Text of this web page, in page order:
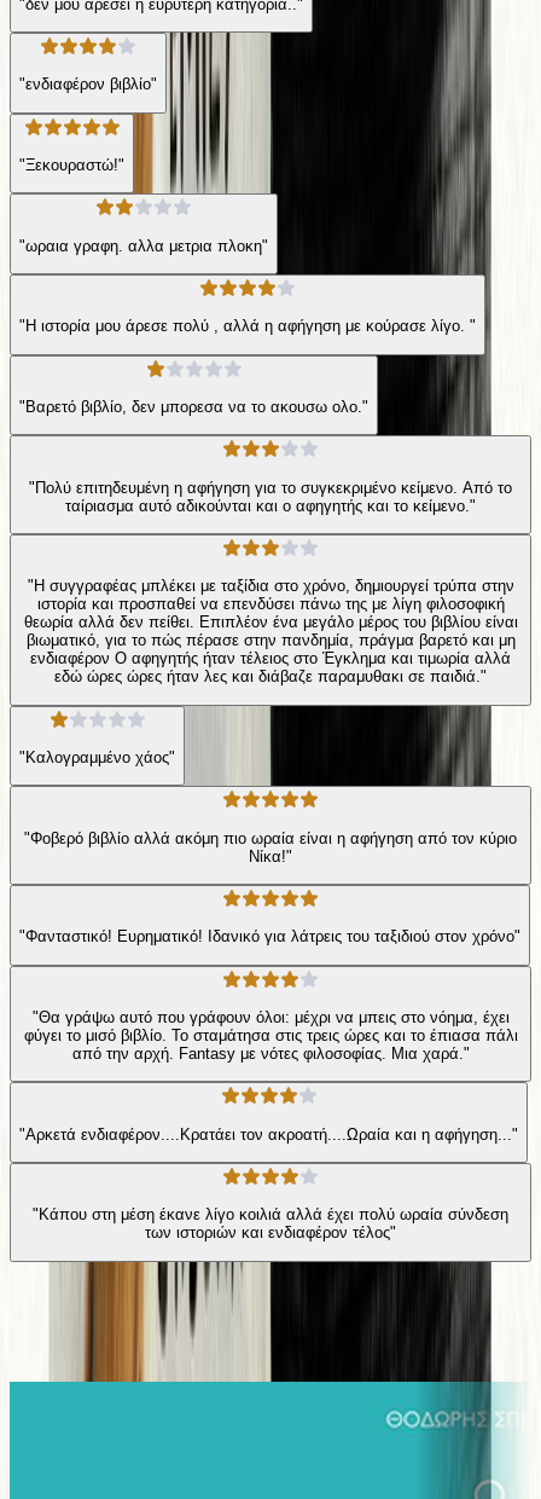
"δεν μου αρέσει η ευρύτερη κατηγορία.."
"ενδιαφέρον βιβλίο"
"Ξεκουραστώ!"
"ωραια γραφη. αλλα μετρια πλοκη"
"Η ιστορία μου άρεσε πολύ , αλλά η αφήγηση με κούρασε λίγο. "
"Βαρετό βιβλίο, δεν μπορεσα να το ακουσω ολο."
"Πολύ επιτηδευμένη η αφήγηση για το συγκεκριμένο κείμενο. Από το
ταίριασμα αυτό αδικούνται και ο αφηγητής και το κείμενο."
"Η συγγραφέας μπλέκει με ταξίδια στο χρόνο, δημιουργεί τρύπα στην
ιστορία και προσπαθεί να επενδύσει πάνω της με λίγη φιλοσοφική
θεωρία αλλά δεν πείθει. Επιπλέον ένα μεγάλο μέρος του βιβλίου είναι
βιωματικό, για το πώς πέρασε στην πανδημία, πράγμα βαρετό και μη
ενδιαφέρον Ο αφηγητής ήταν τέλειος στο Έγκλημα και τιμωρία αλλά
εδώ ώρες ώρες ήταν λες και διάβαζε παραμυθακι σε παιδιά."
"Καλογραμμένο χάος"
"Φοβερό βιβλίο αλλά ακόμη πιο ωραία είναι η αφήγηση από τον κύριο
Νίκα!"
"Φανταστικό! Ευρηματικό! Ιδανικό για λάτρεις του ταξιδιού στον χρόνο"
"Θα γράψω αυτό που γράφουν όλοι: μέχρι να μπεις στο νόημα, έχει
φύγει το μισό βιβλίο. Το σταμάτησα στις τρεις ώρες και το έπιασα πάλι
από την αρχή. Fantasy με νότες φιλοσοφίας. Μια χαρά."
"Αρκετά ενδιαφέρον....Κρατάει τον ακροατή....Ωραία και η αφήγηση..."
"Κάπου στη μέση έκανε λίγο κοιλιά αλλά έχει πολύ ωραία σύνδεση
των ιστοριών και ενδιαφέρον τέλος"
Ίδιος Αφηγητής